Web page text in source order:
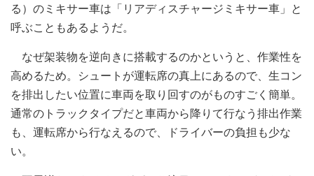
る）のミキサー車は「リアディスチャージミキサー車」と
呼ぶこともあるようだ。
なぜ架装物を逆向きに搭載するのかというと、作業性を
高めるため。シュートが運転席の真上にあるので、生コン
を排出したい位置に車両を取り回すのがものすごく簡単。
通常のトラックタイプだと車両から降りて行なう排出作業
も、運転席から行なえるので、ドライバーの負担も少な
い。